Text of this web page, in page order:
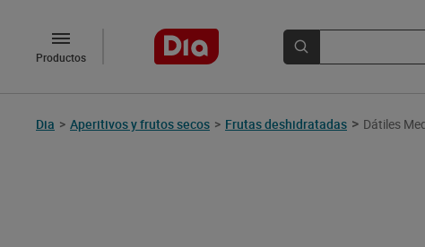
Productos
Dia > Aperitivos y frutos secos > Frutas deshidratadas > Dátiles